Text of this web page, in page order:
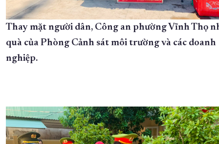
Thay mặt người dân, Công an phường Vĩnh Thọ
quà của Phòng Cảnh sát môi trường và các doanh
nghiệp.